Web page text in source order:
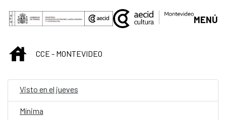
Saltar al contenido principal
MENÚ
INICIOCCE - MONTEVIDEO
Visto en el jueves
Mínima